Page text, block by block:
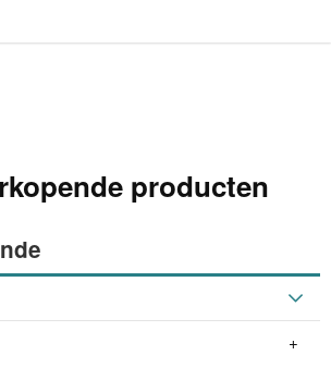
producten